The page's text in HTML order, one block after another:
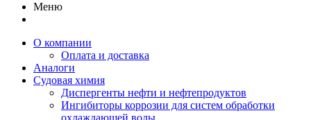
Меню
О компании
Оплата и доставка
Аналоги
Судовая химия
Диспергенты нефти и нефтепродуктов
Ингибиторы коррозии для систем обработки
охлаждающей воды